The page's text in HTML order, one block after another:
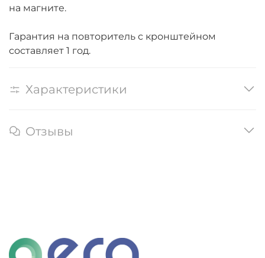
на магните.
Гарантия на повторитель с кронштейном
составляет 1 год.
Характеристики
Отзывы